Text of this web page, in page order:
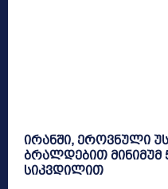
ირანში, ეროვნული
ბრალდებით მინიმუმ
სიკვდილით